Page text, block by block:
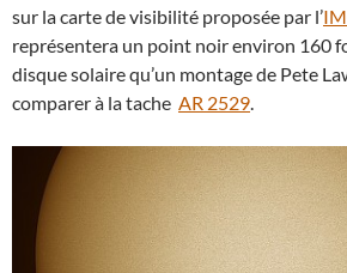
sur la carte de visibilité proposée par l’
représentera un point noir environ 160
disque solaire qu’un montage de Pete
comparer à la tache AR 2529.